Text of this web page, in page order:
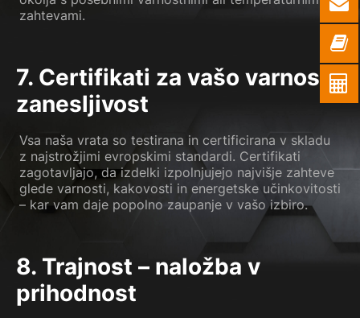
zahtevami.
7. Certifikati za vašo varnost in
zanesljivost
Vsa naša vrata so testirana in certificirana v skladu
z najstrožjimi evropskimi standardi. Certifikati
zagotavljajo, da izdelki izpolnjujejo najvišje zahteve
glede varnosti, kakovosti in energetske učinkovitosti
– kar vam daje popolno zaupanje v vašo izbiro.
8. Trajnost – naložba v
prihodnost